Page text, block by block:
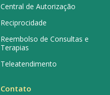
Central de Autorização
Reciprocidade
Reembolso de Consultas e
Terapias
Teleatendimento
Contato